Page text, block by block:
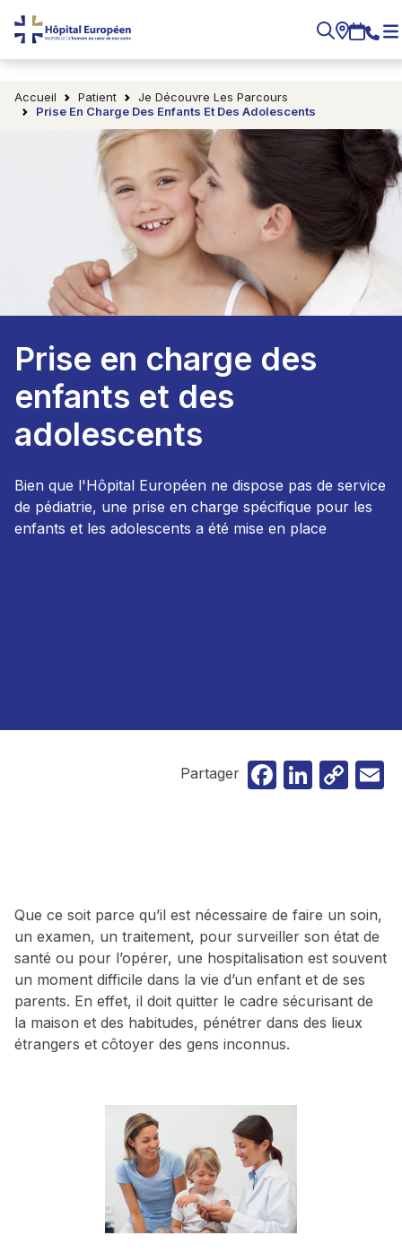
Accueil Patient
Je Découvre Les Parcours
Prise En Charge Des Enfants Et Des Adolescents
Prise en charge des
enfants et des
adolescents
Bien que l'Hôpital Européen ne dispose pas de service
de pédiatrie, une prise en charge spécifique pour les
enfants et les adolescents a été mise en place
Partager
Que ce soit parce qu’il est nécessaire de faire un soin,
un examen, un traitement, pour surveiller son état de
santé ou pour l’opérer, une hospitalisation est souvent
un moment difficile dans la vie d’un enfant et de ses
parents. En effet, il doit quitter le cadre sécurisant de
la maison et des habitudes, pénétrer dans des lieux
étrangers et côtoyer des gens inconnus.